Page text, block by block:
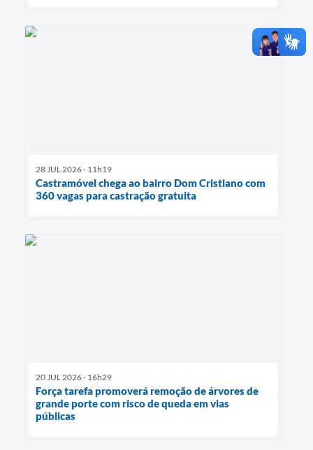
28 JUL 2026 - 11h19
Castramóvel chega ao bairro Dom Cristiano com
360 vagas para castração gratuita
20 JUL 2026 - 16h29
Força tarefa promoverá remoção de árvores de
grande porte com risco de queda em vias
públicas